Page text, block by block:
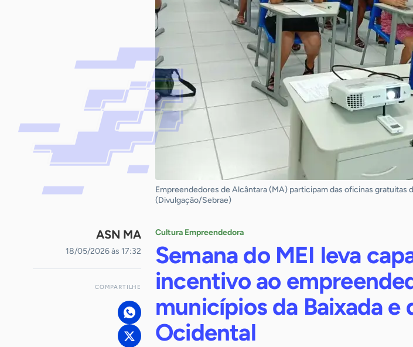
Empreendedores de Alcântara (MA) participam das oficinas gratuitas
(Divulgação/Sebrae)
ASN MA
18/05/2026 às 17:32
COMPARTILHE
Cultura Empreendedora
Semana do MEI leva
incentivo ao
municípios da Baixada e
Ocidental